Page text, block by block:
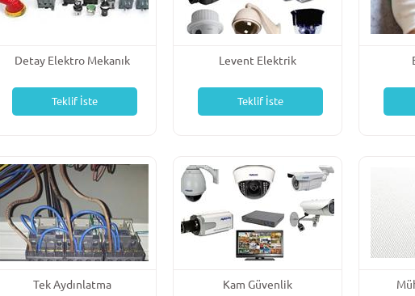
Detay Elektro Mekanık
Teklif İste
Levent Elektrik
Teklif İste
Tek Aydınlatma Kam Güvenlik